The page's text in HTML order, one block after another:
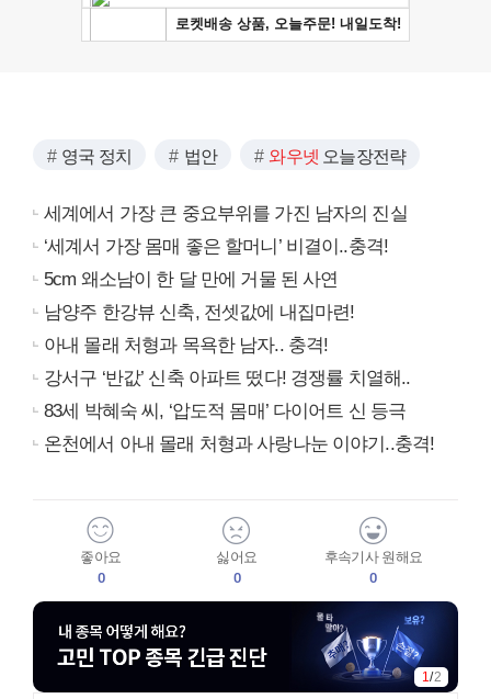
영국 정치 법안 와우넷 오늘장전략
세계에서 가장 큰 중요부위를 가진 남자의 진실
‘세계서 가장 몸매 좋은 할머니’ 비결이..충격!
5cm 왜소남이 한 달 만에 거물 된 사연
남양주 한강뷰 신축, 전셋값에 내집마련!
아내 몰래 처형과 목욕한 남자.. 충격!
강서구 ‘반값’ 신축 아파트 떴다! 경쟁률 치열해..
83세 박혜숙 씨, ‘압도적 몸매’ 다이어트 신 등극
온천에서 아내 몰래 처형과 사랑나눈 이야기..충격!
좋아요
0
싫어요
0
후속기사 원해요
0
1/2